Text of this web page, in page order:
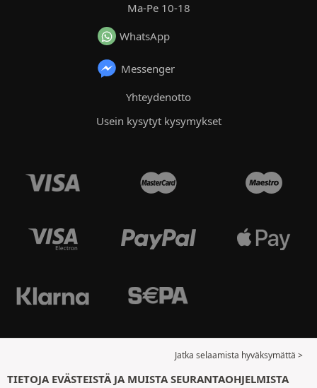
Ma-Pe 10-18
WhatsApp
Messenger
Yhteydenotto
Usein kysytyt kysymykset
Jatka selaamista hyväksymättä >
TIETOJA EVÄSTEISTÄ JA MUISTA SEURANTAOHJELMISTA